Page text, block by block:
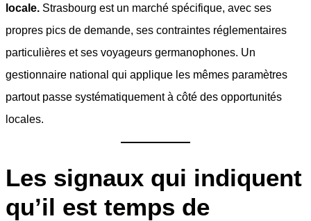
locale. Strasbourg est un marché spécifique, avec ses
propres pics de demande, ses contraintes réglementaires
particulières et ses voyageurs germanophones. Un
gestionnaire national qui applique les mêmes paramètres
partout passe systématiquement à côté des opportunités
locales.
Les signaux qui indiquent
qu’il est temps de